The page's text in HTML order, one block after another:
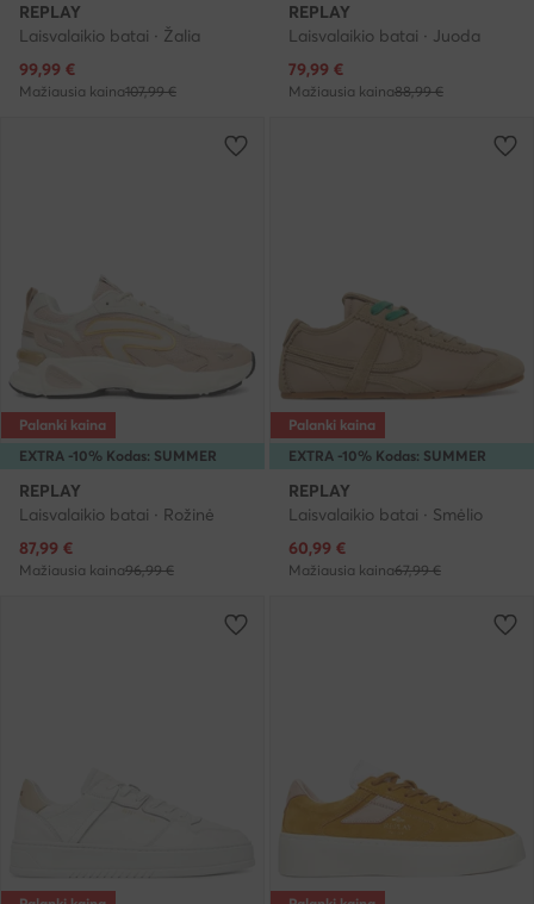
REPLAY
Laisvalaikio batai · Žalia
Dabartinė kaina
99,99 €
Mažiausia kaina107,99 €
REPLAY
Laisvalaikio batai · Juoda
Dabartinė kaina
79,99 €
Mažiausia kaina88,99 €
EXTRA -10% Kodas: SUMMER
Palanki kaina
REPLAY
Laisvalaikio batai · Rožinė
Dabartinė kaina
87,99 €
Mažiausia kaina96,99 €
EXTRA -10% Kodas: SUMMER
Palanki kaina
REPLAY
Laisvalaikio batai · Smėlio
Dabartinė kaina
60,99 €
Mažiausia kaina67,99 €